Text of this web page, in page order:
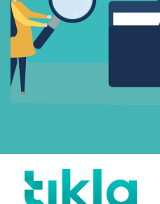
Beni Hatırla
Parolanızı mı unuttunuz?